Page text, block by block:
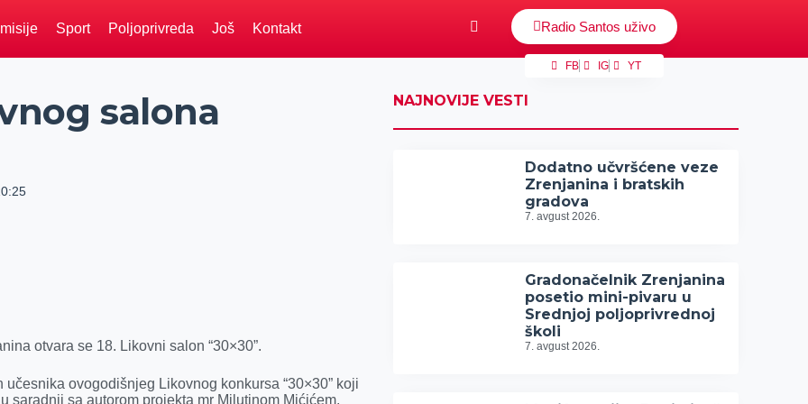
Sport Poljoprivreda Još Kontakt Radio Santos uživo
FB IG YT
salona
otvara se 18. Likovni salon “30×30”.
ovogodišnjeg Likovnog konkursa “30×30” koji
saradnji sa autorom projekta mr Milutinom Mićićem.
NAJNOVIJE VESTI
Dodatno učvršćene veze
Zrenjanina i bratskih
gradova
7. avgust 2026.
Gradonačelnik Zrenjanina
posetio mini-pivaru u
Srednjoj poljoprivrednoj
školi
7. avgust 2026.